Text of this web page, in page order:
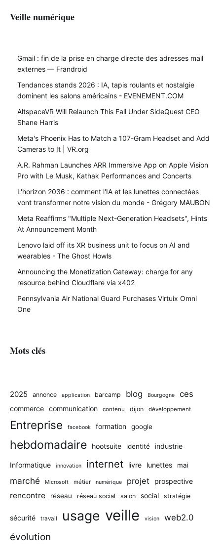
Veille numérique
Gmail : fin de la prise en charge directe des adresses mail
externes — Frandroid
Tendances stands 2026 : IA, tapis roulants et nostalgie
dominent les salons américains - EVENEMENT.COM
AltspaceVR Will Relaunch This Fall Under SideQuest CEO
Shane Harris
Meta's Phoenix Has to Match a 107-Gram Headset and Add
Cameras to It | VR.org
A.R. Rahman Launches ARR Immersive App on Apple Vision
Pro with Le Musk, Kathak Performances and Concerts
L'horizon 2036 : comment l'IA et les lunettes connectées
vont transformer notre vision du monde - Grégory MAUBON
Meta Reaffirms "Multiple Next-Generation Headsets", Hints
At Announcement Month
Lenovo laid off its XR business unit to focus on AI and
wearables - The Ghost Howls
Announcing the Monetization Gateway: charge for any
resource behind Cloudflare via x402
Pennsylvania Air National Guard Purchases Virtuix Omni
One
Mots clés
2025 annonce application barcamp blog Bourgogne ces
commerce communication contenu dijon développement
Entreprise facebook formation google
hebdomadaire hootsuite identité industrie
Informatique innovation internet livre lunettes mai
marché Microsoft métier numérique projet prospective
rencontre réseau réseau social salon social stratégie
sécurité travail usage veille vision web2.0
évolution